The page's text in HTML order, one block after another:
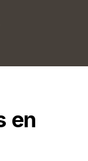
en